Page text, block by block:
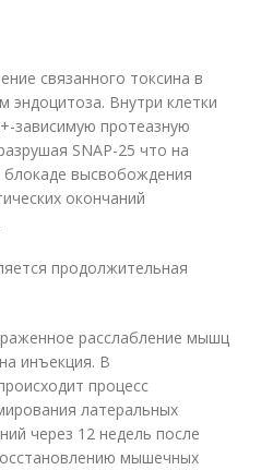
связанного токсина в
эндоцитоза. Внутри клетки
-зависимую протеазную
SNAP-25 что на
блокаде высвобождения
окончаний
продолжительная
расслабление мышц
инъекция. В
процесс
латеральных
через 12 недель после
мышечных